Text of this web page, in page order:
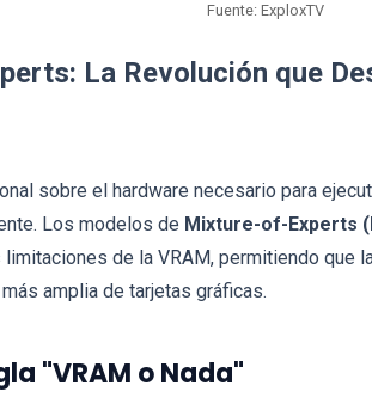
Fuente: ExploxTV
La Revolución que
sobre el hardware necesario para
Los modelos de Mixture-of-Experts
de la VRAM, permitiendo que
amplia de tarjetas gráficas.
"VRAM o Nada"